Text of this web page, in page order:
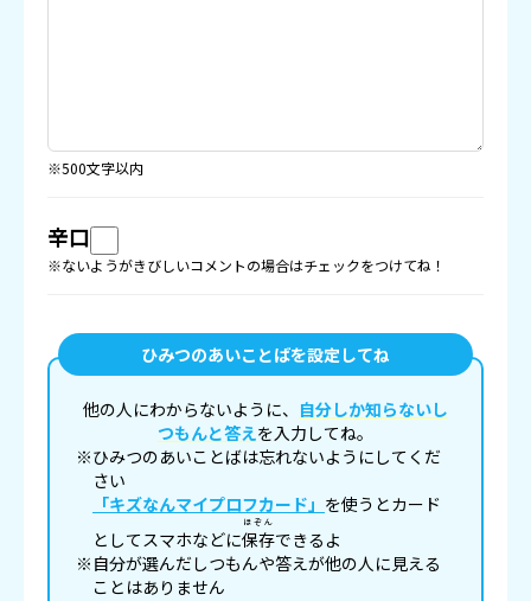
※500文字以内
辛口
※ないようがきびしいコメントの場合はチェックをつけてね！
ひみつのあいことばを設定してね
他の人にわからないように、 自分しか知らないし
つもんと答えを入力してね。
※ひみつのあいことばは忘れないようにしてくだ
さい
「キズなんマイプロフカード」 を使うとカード
としてスマホなどに保存
ほぞん
できるよ
※自分が選んだしつもんや答えが他の人に見える
ことはありません